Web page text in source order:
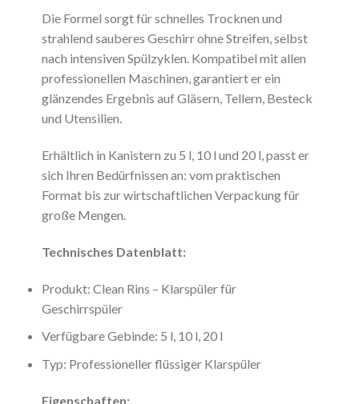
Die Formel sorgt für schnelles Trocknen und
strahlend sauberes Geschirr ohne Streifen, selbst
nach intensiven Spülzyklen. Kompatibel mit allen
professionellen Maschinen, garantiert er ein
glänzendes Ergebnis auf Gläsern, Tellern, Besteck
und Utensilien.
Erhältlich in Kanistern zu 5 l, 10 l und 20 l, passt er
sich Ihren Bedürfnissen an: vom praktischen
Format bis zur wirtschaftlichen Verpackung für
große Mengen.
Technisches Datenblatt:
Produkt: Clean Rins – Klarspüler für
Geschirrspüler
Verfügbare Gebinde: 5 l, 10 l, 20 l
Typ: Professioneller flüssiger Klarspüler
Eigenschaften: